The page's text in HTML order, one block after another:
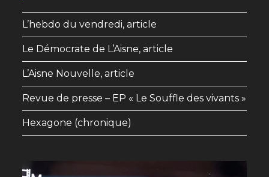
un
nouvel
nouvel
nouvel
onglet
L’hebdo du vendredi, article
Le Démocrate de L’Aisne, article
L’Aisne Nouvelle, article
Revue de presse – EP « Le Souffle des vivants »
Hexagone (chronique)